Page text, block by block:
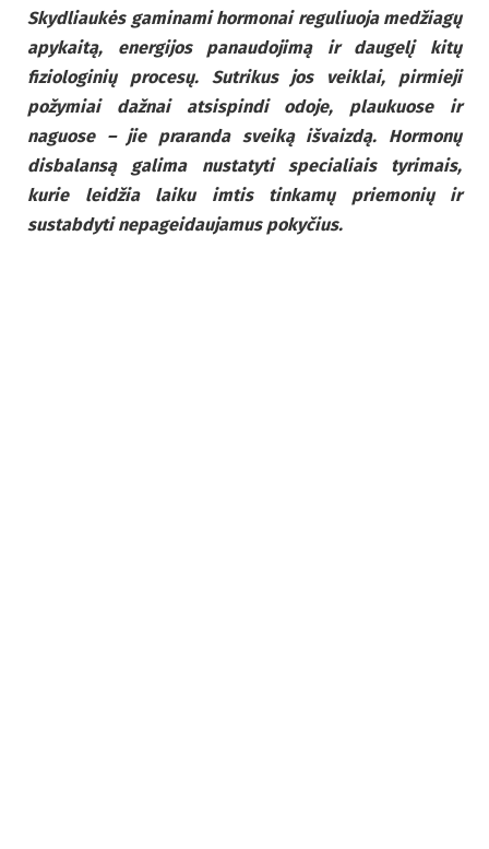
Skydliaukės gaminami hormonai reguliuoja medžiagų
apykaitą, energijos panaudojimą ir daugelį kitų
fiziologinių procesų. Sutrikus jos veiklai, pirmieji
požymiai dažnai atsispindi odoje, plaukuose ir
naguose – jie praranda sveiką išvaizdą. Hormonų
disbalansą galima nustatyti specialiais tyrimais,
kurie leidžia laiku imtis tinkamų priemonių ir
sustabdyti nepageidaujamus pokyčius.